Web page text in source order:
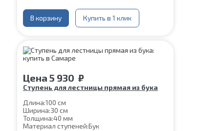
В корзину Купить в 1 клик
Цена 5 930 ₽
Ступень для лестницы прямая из бука
Длина:100 см
Ширина:30 см
Толщина:40 мм
Материал ступеней:Бук